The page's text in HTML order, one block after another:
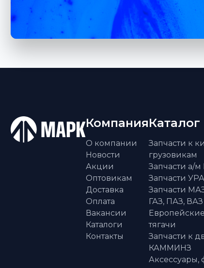
Компания
О компании
Новости
Акции
Оптовикам
Доставка
Оплата
Вакансии
Каталоги
Контакты
Каталог
Запчасти к
грузовикам
Запчасти а/
Запчасти
Запчасти
ГАЗ, ПАЗ, ВАЗ
тягачи
Запчасти к
КАММИНЗ
Аксессуары,